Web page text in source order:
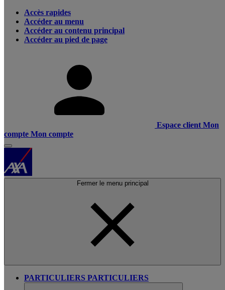
Accès rapides
Accéder au menu
Accéder au contenu principal
Accéder au pied de page
Espace client Mon
compte Mon compte
Fermer le menu principal
PARTICULIERS PARTICULIERS